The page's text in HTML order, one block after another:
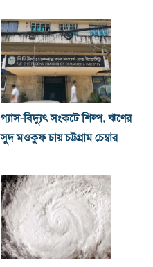
গ্যাস-বিদ্যুৎ সংকটে শিল্প, ঋণের
সুদ মওকুফ চায় চট্টগ্রাম চেম্বার